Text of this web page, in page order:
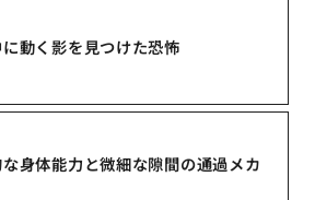
動く影を見つけた恐怖
身体能力と微細な隙間の通過メカ